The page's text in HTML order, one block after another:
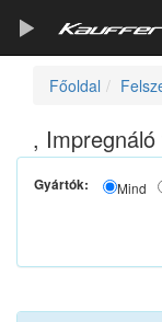
Kosár
Főoldal
,
Gyártók: Mind